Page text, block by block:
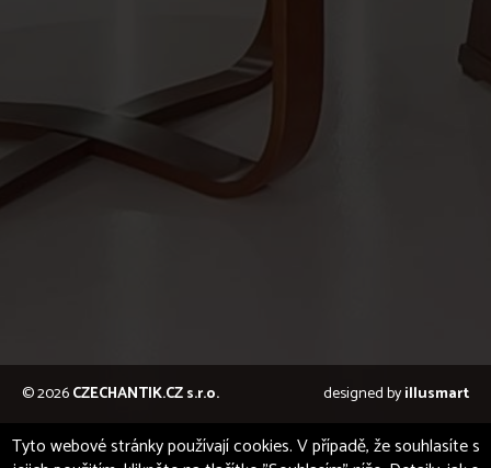
© 2026CZECHANTIK.CZ s.r.o. designed byillusmart
Tyto webové stránky používají cookies. V případě, že souhlasíte s